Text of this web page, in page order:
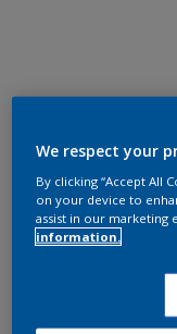
We respect your
By clicking “Accept All
on your device to
assist in our marketing
information.